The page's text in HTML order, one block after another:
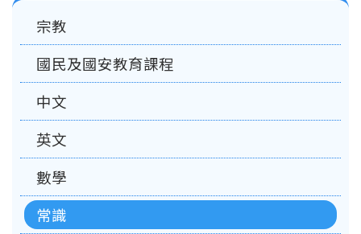
Main
navigation
宗教
國民及國安教育課程
中文
英文
數學
常識